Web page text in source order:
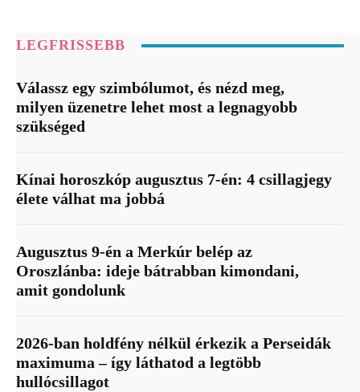
LEGFRISSEBB
Válassz egy szimbólumot, és nézd meg,
milyen üzenetre lehet most a legnagyobb
szükséged
Kínai horoszkóp augusztus 7-én: 4 csillagjegy
élete válhat ma jobbá
Augusztus 9-én a Merkúr belép az
Oroszlánba: ideje bátrabban kimondani,
amit gondolunk
2026-ban holdfény nélkül érkezik a Perseidák
maximuma – így láthatod a legtöbb
hullócsillagot